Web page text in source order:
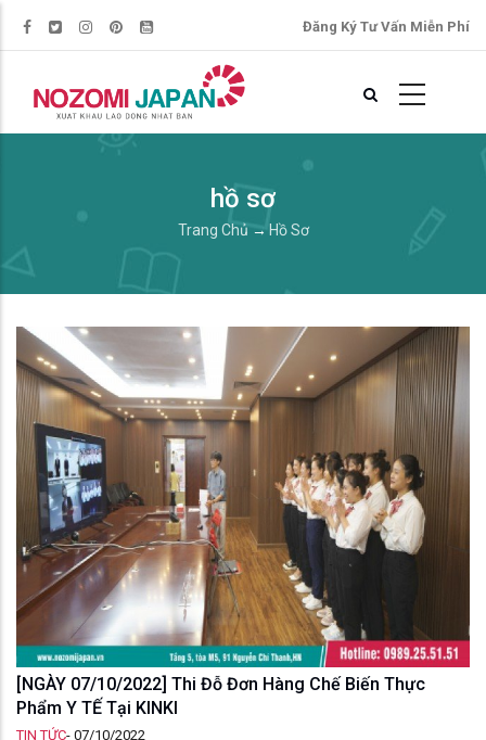
Đăng Ký Tư Vấn Miễn Phí
hồ sơ
Trang Chủ → Hồ Sơ
[NGÀY 07/10/2022] Thi Đỗ Đơn Hàng Chế Biến Thực
Phẩm Y TẾ Tại KINKI
TIN TỨC- 07/10/2022